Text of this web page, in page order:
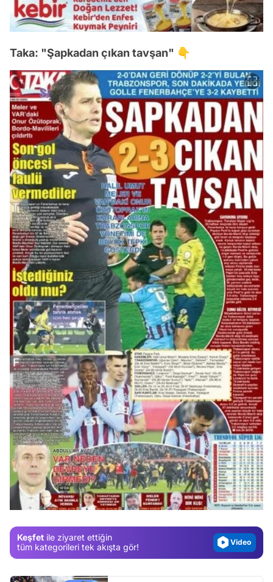
Taka: "Şapkadan çıkan tavşan" 👇
Keşfet ile ziyaret ettiğin
tüm kategorileri tek akışta gör!
Video
Test
Gündem
Video